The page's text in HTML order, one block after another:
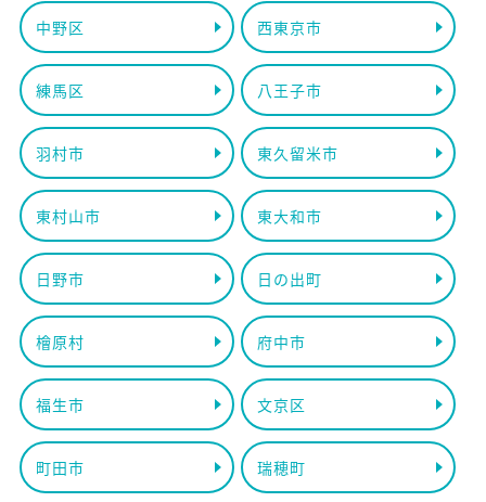
中野区 西東京市
練馬区 八王子市
羽村市 東久留米市
東村山市 東大和市
日野市 日の出町
檜原村 府中市
福生市 文京区
町田市 瑞穂町